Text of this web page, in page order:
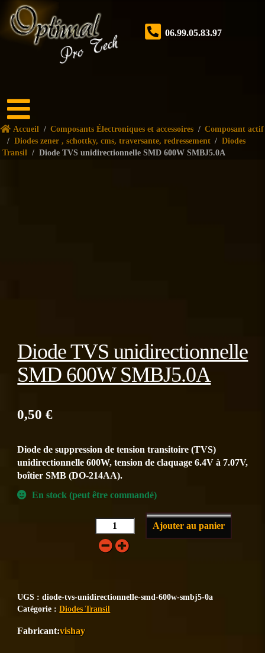
06.99.05.83.97
Accueil
Boutique
Accueil / Composants Électroniques et accessoires / Composant actif
/ Diodes zener , schottky, cms, traversante, redressement / Diodes
Transil / Diode TVS unidirectionnelle SMD 600W SMBJ5.0A
Diode TVS unidirectionnelle
SMD 600W SMBJ5.0A
0,50€
Diode de suppression de tension transitoire (TVS)
unidirectionnelle 600W, tension de claquage 6.4V à 7.07V,
boîtier SMB (DO-214AA).
En stock (peut être commandé)
Ajouter au panier
UGS :diode-tvs-unidirectionnelle-smd-600w-smbj5-0a
Catégorie :Diodes Transil
vishay